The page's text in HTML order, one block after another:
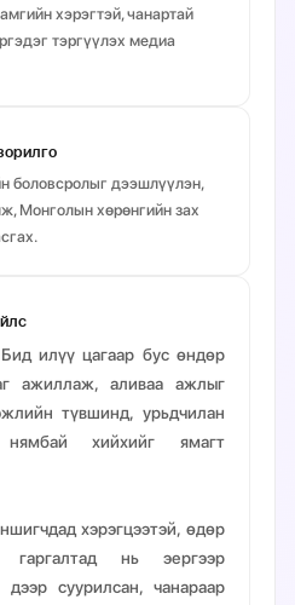
хэрэгтэй, чанартай
тэргүүлэх медиа
боловсролыг дээшлүүлэн,
Монголын хөрөнгийн зах
илүү цагаар бус өндөр
ажиллаж, аливаа ажлыг
түвшинд, урьдчилан
хийхийг ямагт
хэрэгцээтэй, өдөр
нь эергээр
суурилсан, чанараар